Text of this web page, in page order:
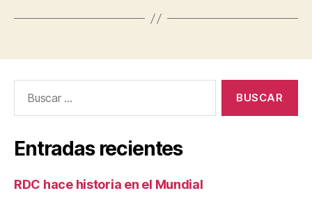
Entradas recientes
RDC hace historia en el Mundial